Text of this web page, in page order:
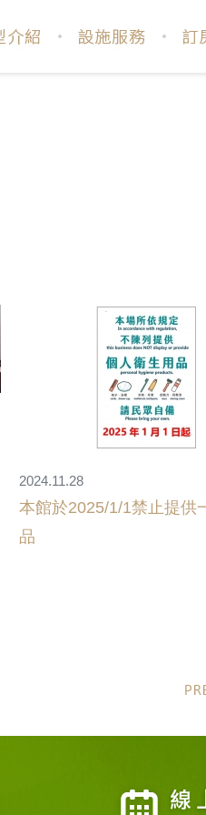
2024.11.28
本館於2025/1/1禁止提供
品